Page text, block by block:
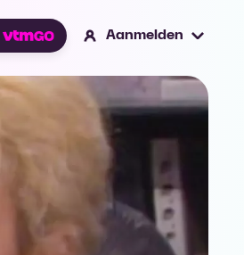
Aanmelden